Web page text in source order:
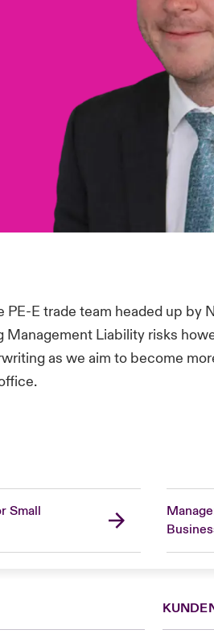
PE-E trade team headed up by
Management Liability risks
as we aim to become
Small